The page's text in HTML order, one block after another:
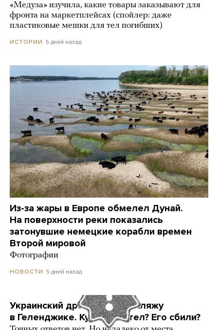
«Медуза» изучила, какие товары заказывают для
фронта на маркетплейсах (спойлер: даже
пластиковые мешки для тел погибших)
ИСТОРИИ 5 дней назад
Из-за жары в Европе обмелел Дунай.
На поверхности реки показались
затонувшие немецкие корабли времен
Второй мировой
Фотографии
НОВОСТИ 5 дней назад
Украинский дрон попал по пляжу
в Геленджике. Куда он летел? Его сбили?